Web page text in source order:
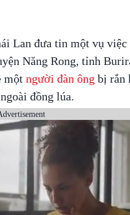
Lan đưa tin một vụ việc
Năng Rong, tỉnh
một người đàn ông bị rắn
đồng lúa.